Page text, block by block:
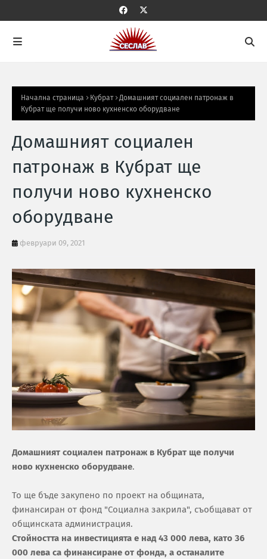
Начална страница Кубрат
Домашният социален патронаж в
Кубрат ще получи ново кухненско оборудване
Домашният социален
патронаж в Кубрат ще
получи ново кухненско
оборудване
февруари 09, 2021
Домашният социален патронаж в Кубрат ще получи
ново кухненско оборудване.
То ще бъде закупено по проект на общината,
финансиран от фонд "Социална закрила", съобщават от
общинската администрация.
Стойността на инвестицията е над 43 000 лева, като 36
000 лева са финансиране от фонда, а останалите